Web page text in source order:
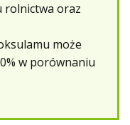
rolnictwa oraz
może
w porównaniu